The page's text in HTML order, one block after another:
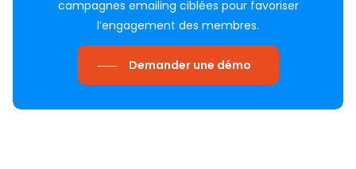
campagnes emailing ciblées pour favoriser
l’engagement des membres.
Demander une démo